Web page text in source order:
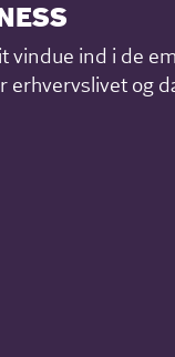
vindue ind i de
erhvervslivet og